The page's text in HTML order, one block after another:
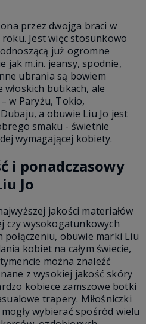
przez dwojga braci w
Jest więc stosunkowo
już ogromne
jak m.in. jeansy, spodnie,
ubrania są bowiem
butikach, ale
w Paryżu, Tokio,
a obuwie Liu Jo jest
smaku - świetnie
wymagającej kobiety.
i ponadczasowy
Jo
jakości materiałów
czy wysokogatunkowych
obuwie marki Liu
kobiet na całym świecie,
można znaleźć
z wysokiej jakość skóry
kobiece zamszowe botki
trapery. Miłośniczki
wybierać spośród wielu